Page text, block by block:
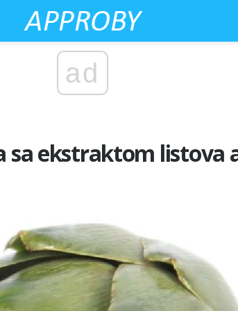
ad
sa ekstraktom listova